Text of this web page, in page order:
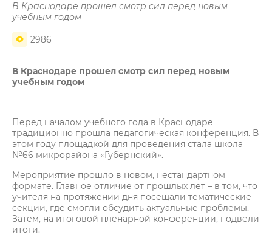
В Краснодаре прошел смотр сил перед новым
учебным годом
2986
В Краснодаре прошел смотр сил перед новым
учебным годом
Перед началом учебного года в Краснодаре
традиционно прошла педагогическая конференция. В
этом году площадкой для проведения стала школа
№66 микрорайона «Губернский».
Мероприятие прошло в новом, нестандартном
формате. Главное отличие от прошлых лет – в том, что
учителя на протяжении дня посещали тематические
секции, где смогли обсудить актуальные проблемы.
Затем, на итоговой пленарной конференции, подвели
итоги.